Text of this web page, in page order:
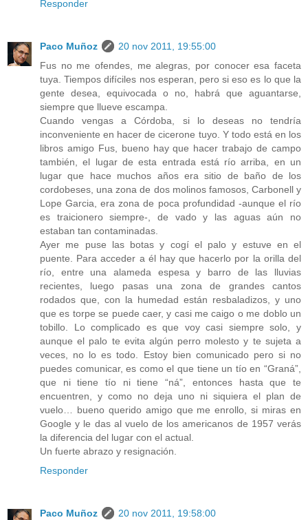
Responder
Paco Muñoz
20 nov 2011, 19:55:00
Fus no me ofendes, me alegras, por conocer esa faceta
tuya. Tiempos difíciles nos esperan, pero si eso es lo que la
gente desea, equivocada o no, habrá que aguantarse,
siempre que llueve escampa.
Cuando vengas a Córdoba, si lo deseas no tendría
inconveniente en hacer de cicerone tuyo. Y todo está en los
libros amigo Fus, bueno hay que hacer trabajo de campo
también, el lugar de esta entrada está río arriba, en un
lugar que hace muchos años era sitio de baño de los
cordobeses, una zona de dos molinos famosos, Carbonell y
Lope Garcia, era zona de poca profundidad -aunque el río
es traicionero siempre-, de vado y las aguas aún no
estaban tan contaminadas.
Ayer me puse las botas y cogí el palo y estuve en el
puente. Para acceder a él hay que hacerlo por la orilla del
río, entre una alameda espesa y barro de las lluvias
recientes, luego pasas una zona de grandes cantos
rodados que, con la humedad están resbaladizos, y uno
que es torpe se puede caer, y casi me caigo o me doblo un
tobillo. Lo complicado es que voy casi siempre solo, y
aunque el palo te evita algún perro molesto y te sujeta a
veces, no lo es todo. Estoy bien comunicado pero si no
puedes comunicar, es como el que tiene un tío en “Graná”,
que ni tiene tío ni tiene “ná”, entonces hasta que te
encuentren, y como no deja uno ni siquiera el plan de
vuelo… bueno querido amigo que me enrollo, si miras en
Google y le das al vuelo de los americanos de 1957 verás
la diferencia del lugar con el actual.
Un fuerte abrazo y resignación.
Responder
Paco Muñoz
20 nov 2011, 19:58:00